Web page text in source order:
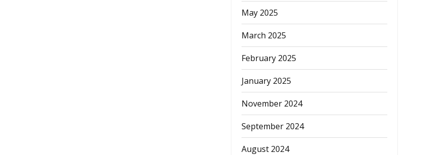
May 2025
March 2025
February 2025
January 2025
November 2024
September 2024
August 2024